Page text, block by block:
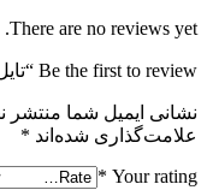
There are no reviews yet.
Be the first to review “تایل سقفی 60×60 کد SH 046”
نشانی ایمیل شما منتشر
علامت‌گذاری شده‌اند*
Your rating
*